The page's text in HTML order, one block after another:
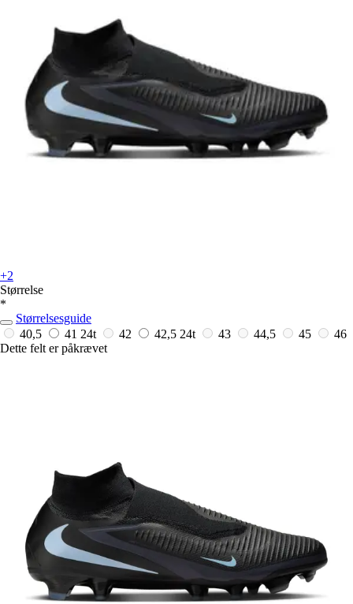
+2
Størrelse
*
Størrelsesguide
40,5
41 24t 42 42,5 24t 43 44,5 45
46
Dette felt er påkrævet